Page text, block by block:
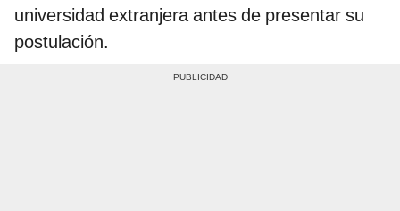
universidad extranjera antes de presentar su
postulación.